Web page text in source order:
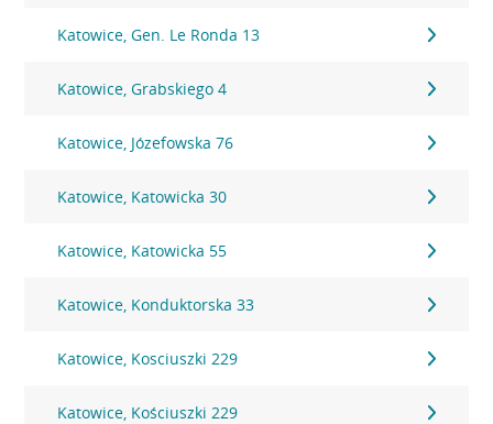
Katowice, Gen. Le Ronda 13
Katowice, Grabskiego 4
Katowice, Józefowska 76
Katowice, Katowicka 30
Katowice, Katowicka 55
Katowice, Konduktorska 33
Katowice, Kosciuszki 229
Katowice, Kościuszki 229